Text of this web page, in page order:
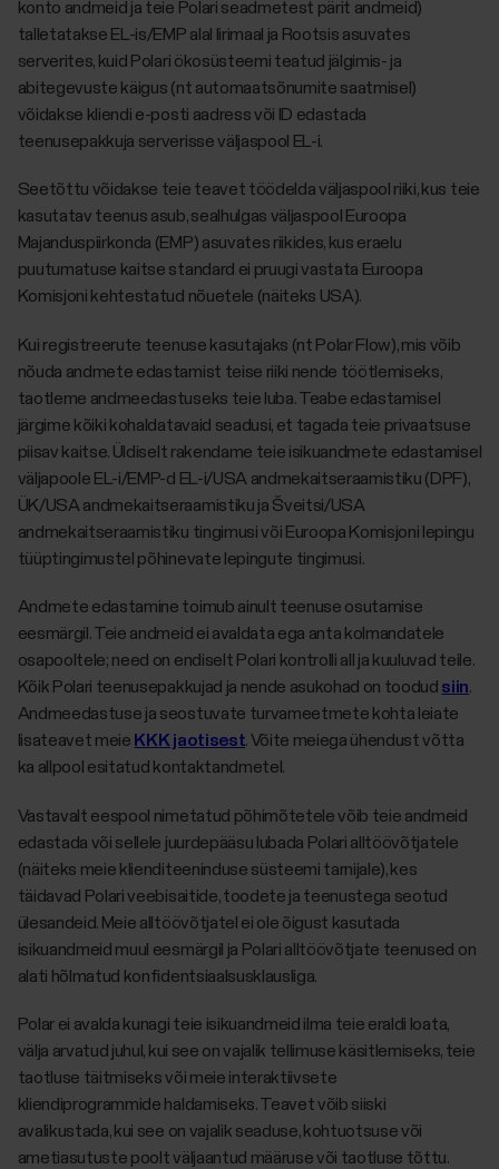
konto andmeid ja teie Polari seadmetest pärit andmeid)
talletatakse EL-is/EMP alal Iirimaal ja Rootsis asuvates
serverites, kuid Polari ökosüsteemi teatud jälgimis- ja
abitegevuste käigus (nt automaatsõnumite saatmisel)
võidakse kliendi e-posti aadress või ID edastada
teenusepakkuja serverisse väljaspool EL-i.
Seetõttu võidakse teie teavet töödelda väljaspool riiki, kus teie
kasutatav teenus asub, sealhulgas väljaspool Euroopa
Majanduspiirkonda (EMP) asuvates riikides, kus eraelu
puutumatuse kaitse standard ei pruugi vastata Euroopa
Komisjoni kehtestatud nõuetele (näiteks USA).
Kui registreerute teenuse kasutajaks (nt Polar Flow), mis võib
nõuda andmete edastamist teise riiki nende töötlemiseks,
taotleme andmeedastuseks teie luba. Teabe edastamisel
järgime kõiki kohaldatavaid seadusi, et tagada teie privaatsuse
piisav kaitse. Üldiselt rakendame teie isikuandmete edastamisel
väljapoole EL-i/EMP-d EL-i/USA andmekaitseraamistiku (DPF),
ÜK/USA andmekaitseraamistiku ja Šveitsi/USA
andmekaitseraamistiku tingimusi või Euroopa Komisjoni lepingu
tüüptingimustel põhinevate lepingute tingimusi.
Andmete edastamine toimub ainult teenuse osutamise
eesmärgil. Teie andmeid ei avaldata ega anta kolmandatele
osapooltele; need on endiselt Polari kontrolli all ja kuuluvad teile.
Kõik Polari teenusepakkujad ja nende asukohad on toodud siin.
Andmeedastuse ja seostuvate turvameetmete kohta leiate
lisateavet meie KKK jaotisest. Võite meiega ühendust võtta
ka allpool esitatud kontaktandmetel.
Vastavalt eespool nimetatud põhimõtetele võib teie andmeid
edastada või sellele juurdepääsu lubada Polari alltöövõtjatele
(näiteks meie klienditeeninduse süsteemi tarnijale), kes
täidavad Polari veebisaitide, toodete ja teenustega seotud
ülesandeid. Meie alltöövõtjatel ei ole õigust kasutada
isikuandmeid muul eesmärgil ja Polari alltöövõtjate teenused on
alati hõlmatud konfidentsiaalsusklausliga.
Polar ei avalda kunagi teie isikuandmeid ilma teie eraldi loata,
välja arvatud juhul, kui see on vajalik tellimuse käsitlemiseks, teie
taotluse täitmiseks või meie interaktiivsete
kliendiprogrammide haldamiseks. Teavet võib siiski
avalikustada, kui see on vajalik seaduse, kohtuotsuse või
ametiasutuste poolt väljaantud määruse või taotluse tõttu.